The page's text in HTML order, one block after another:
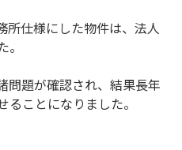
所仕様にした物件は、法人
問題が確認され、結果長年
ことになりました。